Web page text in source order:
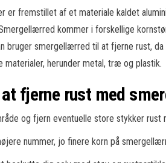
er fremstillet af et materiale kaldet
kommer i forskellige
bruger smergellærred til at fjerne rust,
materialer, herunder metal, træ og plastik.
fjerne rust med
og fjern eventuelle store stykker rust
nummer, jo finere korn på